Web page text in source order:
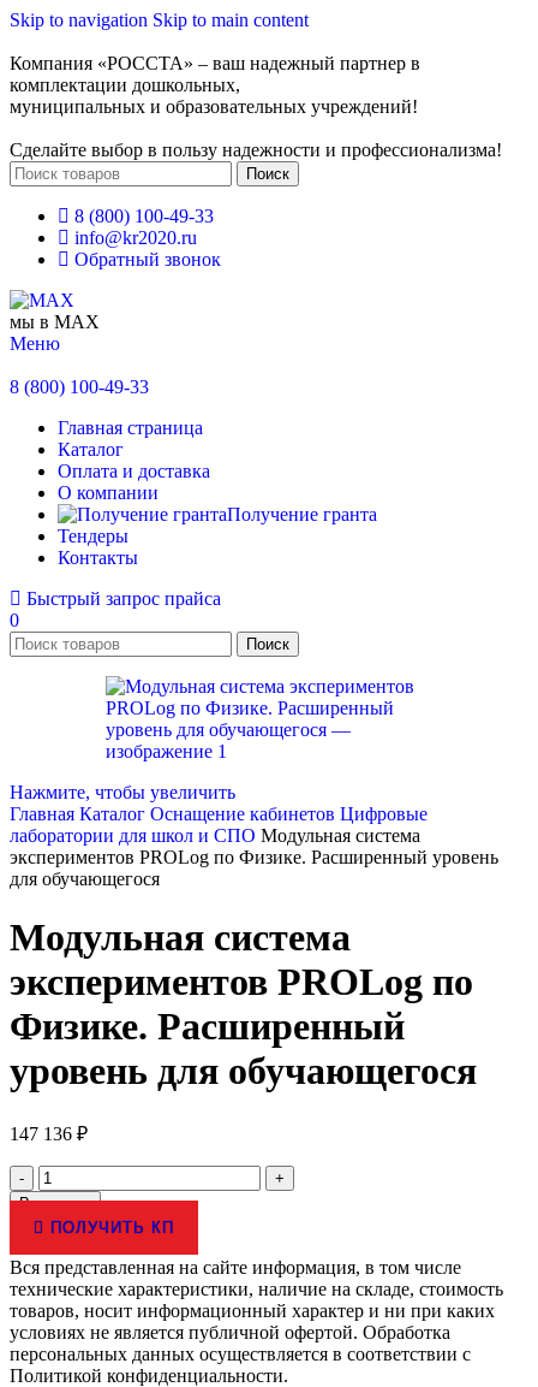
Skip to navigation Skip to main content
Компания «РОССТА» – ваш надежный партнер в
комплектации дошкольных,
муниципальных и образовательных учреждений!
Сделайте выбор в пользу надежности и профессионализма!
Поиск
8 (800) 100-49-33
info@kr2020.ru
Обратный звонок
мы в MAX
Меню
8 (800) 100-49-33
Главная страница
Каталог
Оплата и доставка
О компании
Получение гранта
Тендеры
Контакты
Быстрый запрос прайса
0
Поиск
Нажмите, чтобы увеличить
Главная Каталог Оснащение кабинетов Цифровые
лаборатории для школ и СПО Модульная система
экспериментов PROLog по Физике. Расширенный уровень
для обучающегося
Модульная система
экспериментов PROLog по
Физике. Расширенный
уровень для обучающегося
147 136 ₽
Количество
товара
Модульная
система
экспериментов
PROLog
по
Физике.
Расширенный
уровень
В корзину
ПОЛУЧИТЬ КП
Вся представленная на сайте информация, в том числе
технические характеристики, наличие на складе, стоимость
товаров, носит информационный характер и ни при каких
условиях не является публичной офертой. Обработка
персональных данных осуществляется в соответствии с
Политикой конфиденциальности.